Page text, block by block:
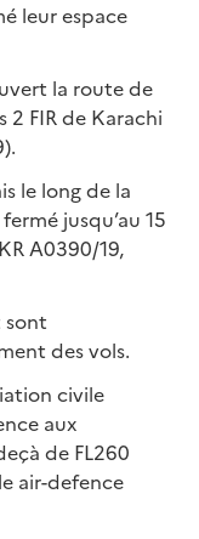
leur espace
la route de
FIR de Karachi
le long de la
jusqu’au 15
A0390/19,
sont
des vols.
civile
aux
de FL260
air-defence